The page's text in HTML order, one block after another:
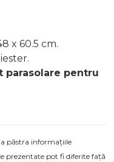
x 60.5 cm.
parasolare pentru
păstra informațiile
prezentate pot fi diferite față